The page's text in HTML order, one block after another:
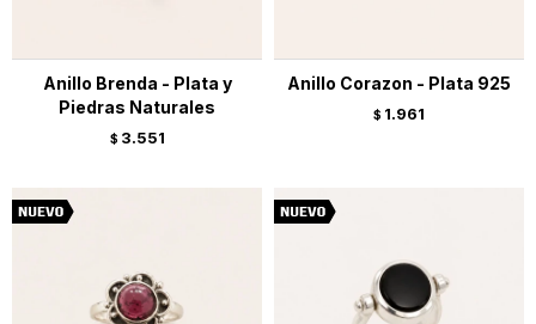
Anillo Brenda - Plata y
Piedras Naturales
$ 3.551
Anillo Corazon - Plata 925
$ 1.961